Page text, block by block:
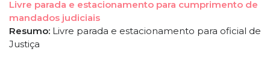
Livre parada e estacionamento para cumprimento de
mandados judiciais
Resumo: Livre parada e estacionamento para oficial de
Justiça